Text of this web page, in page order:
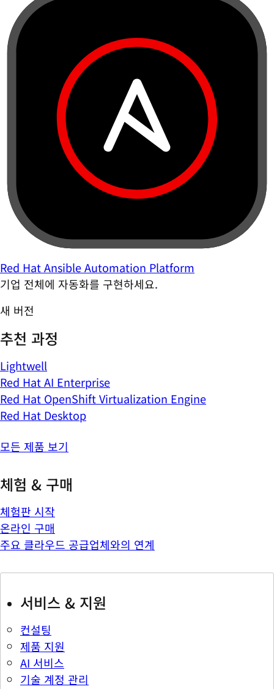
Red Hat Ansible Automation Platform
기업 전체에 자동화를 구현하세요.
새 버전
추천 과정
Lightwell
Red Hat AI Enterprise
Red Hat OpenShift Virtualization Engine
Red Hat Desktop
모든 제품 보기
체험 & 구매
체험판 시작
온라인 구매
주요 클라우드 공급업체와의 연계
서비스 & 지원
컨설팅
제품 지원
AI 서비스
기술 계정 관리